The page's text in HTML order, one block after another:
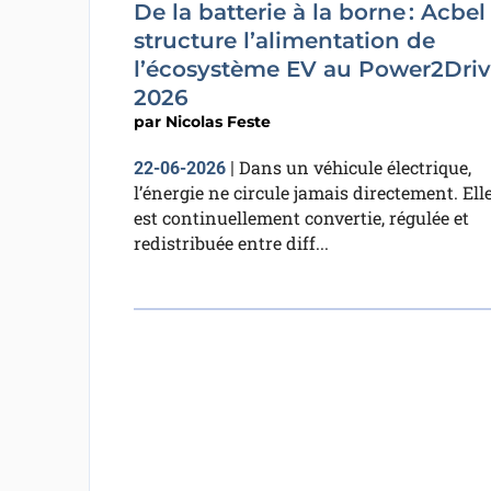
De la batterie à la borne : Acbel
structure l’alimentation de
l’écosystème EV au
2026
par Nicolas Feste
22-06-2026| Dans un véhicule électrique,
l’énergie ne circule jamais directement.
est continuellement convertie, régulée et
redistribuée entre diff...